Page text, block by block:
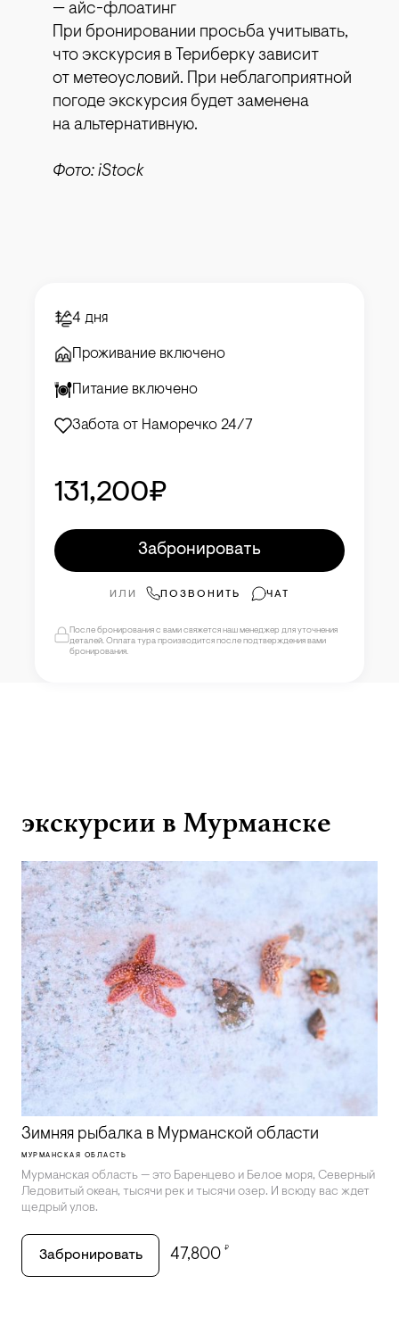
— айс-флоатинг
При бронировании просьба учитывать,
что экскурсия в Териберку зависит
от метеоусловий. При неблагоприятной
погоде экскурсия будет заменена
на альтернативную.
Фото: iStock
4 дня
Проживание включено
Питание включено
Забота от Наморечко 24/7
131,200₽
Забронировать
ИЛИ ПОЗВОНИТЬ ЧАТ
После бронирования с вами свяжется наш менеджер для уточнения
деталей. Оплата тура производится после подтверждения вами
бронирования.
экскурсии в Мурманске
Зимняя рыбалка в Мурманской области
МУРМАНСКАЯ ОБЛАСТЬ
Мурманская область — это Баренцево и Белое моря, Северный
Ледовитый океан, тысячи рек и тысячи озер. И всюду вас ждет
щедрый улов.
Забронировать 47,800 ₽